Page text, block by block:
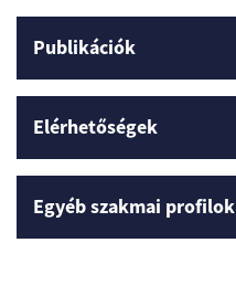
Publikációk
Elérhetőségek
Egyéb szakmai profilok